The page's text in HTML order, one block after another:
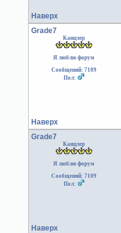
Наверх
Grade7
Канцлер
Я люблю форум
Сообщений: 7109
Пол:
Наверх
Grade7
Канцлер
Я люблю форум
Сообщений: 7109
Пол:
Наверх